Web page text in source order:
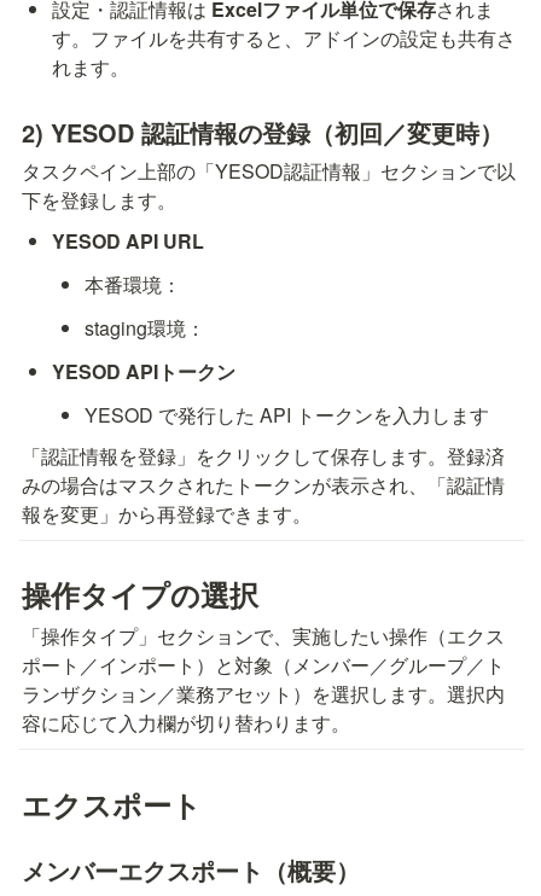
設定・認証情報は Excelファイル単位で保存されま
す。ファイルを共有すると、アドインの設定も共有さ
れます。
2) YESOD 認証情報の登録（初回／変更時）
タスクペイン上部の「YESOD認証情報」セクションで以
下を登録します。
YESOD API URL
本番環境：
staging環境：
YESOD APIトークン
YESOD で発行した API トークンを入力します
「認証情報を登録」をクリックして保存します。登録済
みの場合はマスクされたトークンが表示され、「認証情
報を変更」から再登録できます。
操作タイプの選択
「操作タイプ」セクションで、実施したい操作（エクス
ポート／インポート）と対象（メンバー／グループ／ト
ランザクション／業務アセット）を選択します。選択内
容に応じて入力欄が切り替わります。
エクスポート
メンバーエクスポート（概要）